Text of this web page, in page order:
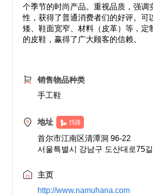
个季节的时尚产品。重视品质，强调
性，获得了普通消费者们的好评。可
矮、鞋面宽窄、材料（皮革）等，定
的皮鞋，赢得了广大顾客的信赖。
销售物品种类
手工鞋
地址 找路
首尔市江南区清潭洞 96-22
서울특별시 강남구 도산대로75
主页
http://www.namuhana.com